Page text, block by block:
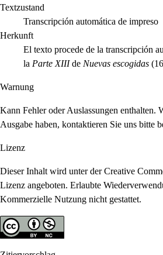
Textzustand
Transcripción automática de impreso
Herkunft
El texto procede de la transcripción
la Parte XIIIde Nuevas escogidas
Warnung
Kann Fehler oder Auslassungen enthalten.
Ausgabe haben, kontaktieren Sie uns bitte
Lizenz
Dieser Inhalt wird unter der Creative
Lizenz angeboten. Erlaubte
Kommerzielle Nutzung nicht gestattet.